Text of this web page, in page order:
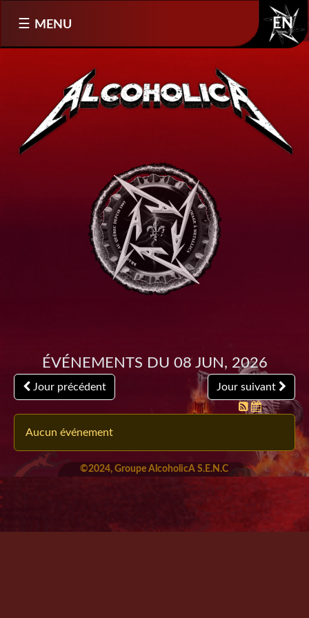
Événements du 08 Jun, 2026
Jour précédent Jour suivant
Aucun événement
©2024, Groupe AlcoholicA S.E.N.C
EN
MENU